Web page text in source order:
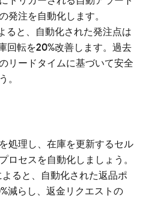
発注を自動化します。
ると、自動化された発注点は
回転を20%改善します。過去
リードタイムに基づいて安全
。
処理し、在庫を更新するセル
ロセスを自動化しましょう。
ると、自動化された返品ポ
減らし、返金リクエストの